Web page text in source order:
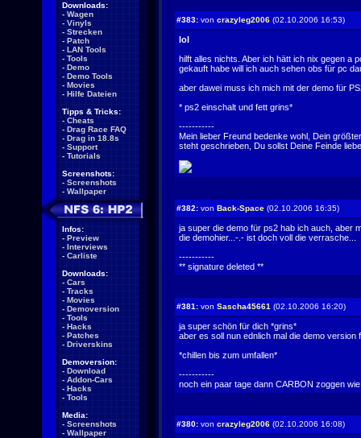
Downloads:
- Wagen
- Vinyls
- Strecken
- Patch
- LAN Tools
- Tools
- Demo
- Demo Tools
- Movies
- Hilfe Dateien
Tipps & Tricks:
- Cheats
- Drag Race FAQ
- Drag in 18.8s
- Support
- Tutorials
Screenshots:
- Screenshots
- Wallpaper
Infos:
- Preview
- Interviews
- Carliste
Downloads:
- Cars
- Tracks
- Movies
- Demoversion
- Tools
- Hacks
- Patches
- Driverskins
Demoversion:
- Download
- Addon-Cars
- Hacks
- Tools
Media:
- Screenshots
- Wallpaper
#383: von crazyleg2006 (02.10.2006 16:53)
lol
hilft alles nichts. Aber ich hätt ich nix gegen a
gekauft habe will ich auch sehen obs für pc
aber dawei muss ich mich mit der demo für
* ps2 einschalt und fett grins*
-----------
Mein lieber Freund bedenke wohl, Dein
steht geschrieben, Du sollst Deine Feinde
#382: von Back-Space (02.10.2006 16:35)
ja super die demo für ps2 hab ich auch, aber
die demohier...-.- ist doch voll die verrasche...
-----------
** signature deleted **
#381: von Sascha45661 (02.10.2006 16:20)
ja super schön für dich *grins*
aber es soll nun ednlich mal die demo version
*chillen bis zum umfallen*
-----------
noch ein paar tage dann CARBON zoggen wie
#380: von crazyleg2006 (02.10.2006 16:08)